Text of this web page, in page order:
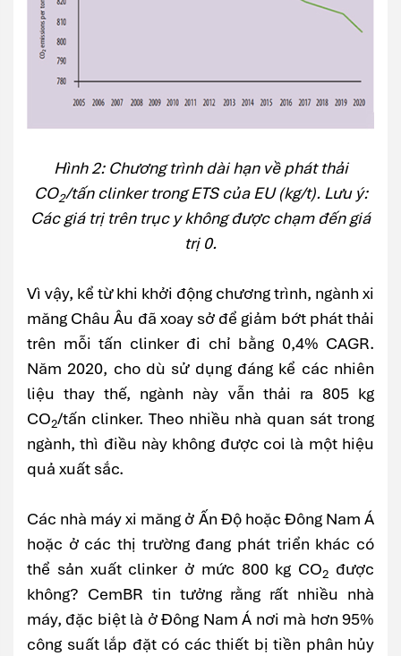
Hình 2: Chương trình dài hạn về phát thải
CO2/tấn clinker trong ETS của EU (kg/t). Lưu ý:
Các giá trị trên trục y không được chạm đến giá
trị 0.
Vì vậy, kể từ khi khởi động chương trình, ngành xi
măng Châu Âu đã xoay sở để giảm bớt phát thải
trên mỗi tấn clinker đi chỉ bằng 0,4% CAGR.
Năm 2020, cho dù sử dụng đáng kể các nhiên
liệu thay thế, ngành này vẫn thải ra 805 kg
CO2/tấn clinker. Theo nhiều nhà quan sát trong
ngành, thì điều này không được coi là một hiệu
quả xuất sắc.
Các nhà máy xi măng ở Ấn Độ hoặc Đông Nam Á
hoặc ở các thị trường đang phát triển khác có
thể sản xuất clinker ở mức 800 kg CO2 được
không? CemBR tin tưởng rằng rất nhiều nhà
máy, đặc biệt là ở Đông Nam Á nơi mà hơn 95%
công suất lắp đặt có các thiết bị tiền phân hủy